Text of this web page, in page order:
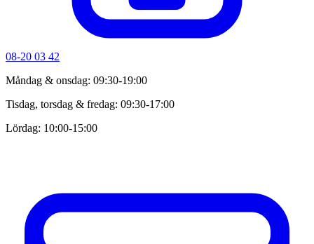
08-20 03 42
Måndag & onsdag: 09:30-19:00
Tisdag, torsdag & fredag: 09:30-17:00
Lördag: 10:00-15:00